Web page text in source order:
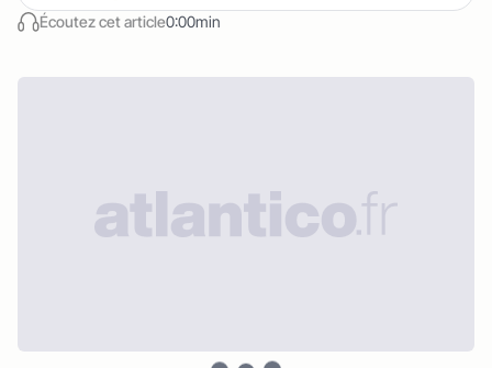
Écoutez cet article0:00min